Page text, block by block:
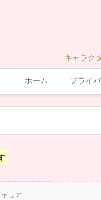
キャラク
ホーム プライ
ュア